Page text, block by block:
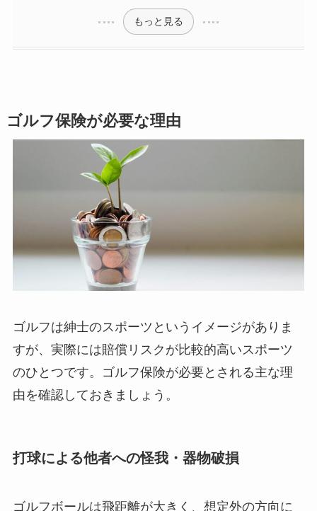
もっと見る
ゴルフ保険が必要な理由
ゴルフは紳士のスポーツというイメージがありま
すが、実際には賠償リスクが比較的高いスポーツ
のひとつです。ゴルフ保険が必要とされる主な理
由を確認しておきましょう。
打球による他者への怪我・器物破損
ゴルフボールは飛距離が大きく、想定外の方向に